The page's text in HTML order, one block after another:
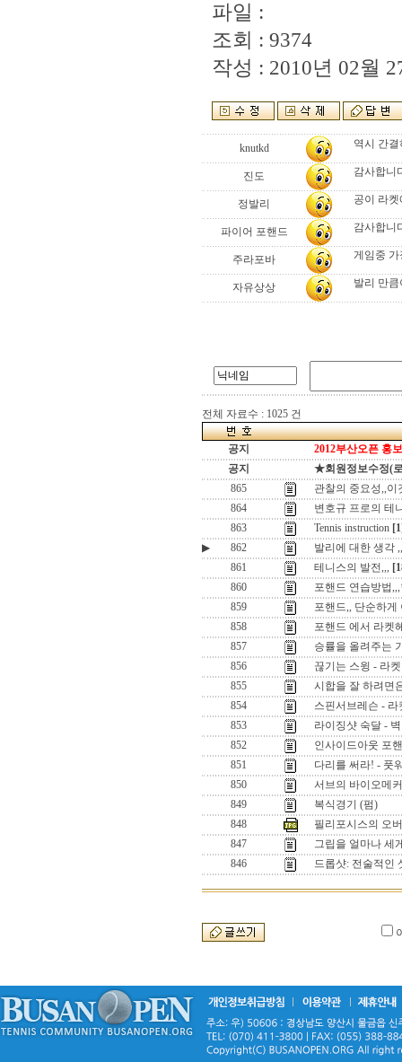
파일 :
조회 : 9374
작성 : 2010년 02월
knutkd 역시 간
진도 감사합니
정발리 공이 라
파이어 포핸드 감사합니
주라포바 게임중 가
자유상상 발리 만
전체 자료수 : 1025 건
공지
2012부산오픈 홍
공지
★회원정보수정(
865
관찰의 중요성,,이
864
변호규 프로의 테
863
Tennis instruction
▶
862
발리에 대한 생각
861
테니스의 발전,,,
860
포핸드 연습방법
859
포핸드,, 단순하게
858
포핸드 에서 라켓
857
승률을 올려주는
856
끊기는 스윙 - 라
855
시합을 잘 하려면
854
스핀서브레슨 -
853
라이징샷 숙달 - 벽
852
인사이드아웃 포
851
다리를 써라! - 풋
850
서브의 바이오메
849
복식경기 (펌)
848
필리포시스의 오
847
그립을 얼마나 세
846
드롭샷: 전술적인